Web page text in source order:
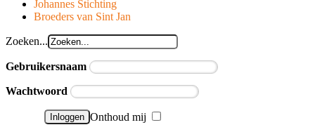
Johannes Stichting
Broeders van Sint Jan
Zoeken...
Gebruikersnaam
Wachtwoord
Onthoud mij